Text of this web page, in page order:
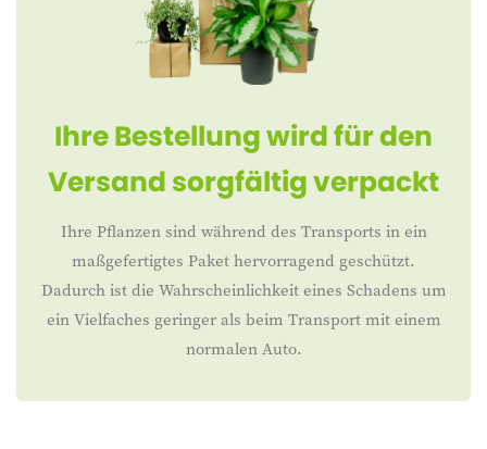
Ihre Bestellung wird für den
Versand sorgfältig verpackt
Ihre Pflanzen sind während des Transports in ein
maßgefertigtes Paket hervorragend geschützt.
Dadurch ist die Wahrscheinlichkeit eines Schadens um
ein Vielfaches geringer als beim Transport mit einem
normalen Auto.